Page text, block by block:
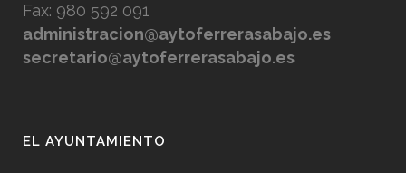
Fax: 980 592 091
administracion@aytoferrerasabajo.es
secretario@aytoferrerasabajo.es
EL AYUNTAMIENTO